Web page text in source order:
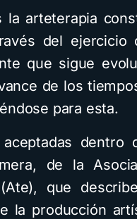
arteterapia
del ejercicio
que sigue
de los
para esta.
dentro
de la
que
la producción